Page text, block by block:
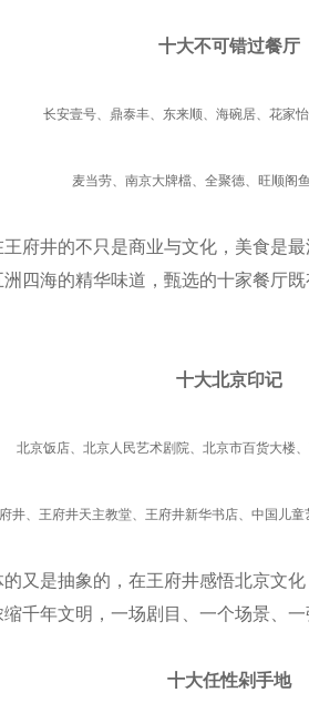
十大不可错过餐厅
长安壹号、鼎泰丰、东来顺、海碗居、花家
麦当劳、南京大牌檔、全聚德、旺顺阁
府井的不只是商业与文化，美食是最
四海的精华味道，甄选的十家餐厅
十大北京印记
北京饭店、北京人民艺术剧院、北京市百货大楼
井、王府井天主教堂、王府井新华书店、中国儿
的又是抽象的，在王府井感悟北京文
千年文明，一场剧目、一个场景、一
十大任性剁手地